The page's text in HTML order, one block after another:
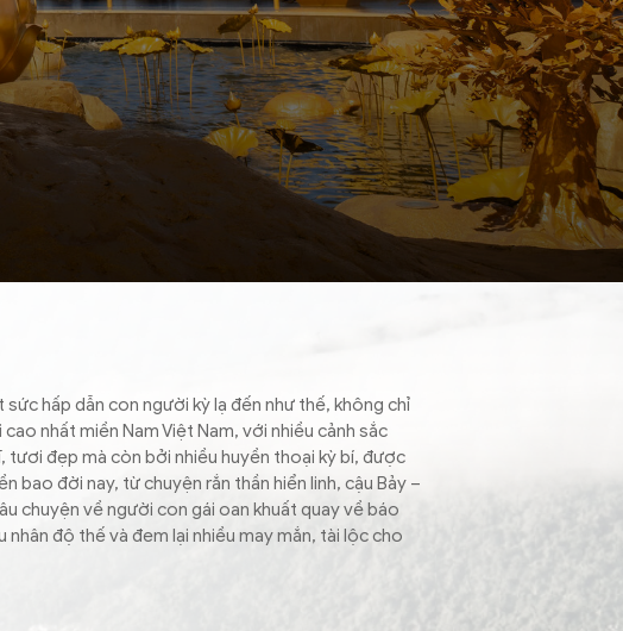
hấp dẫn con người kỳ lạ đến như thế, không chỉ
nhất miền Nam Việt Nam, với nhiều cảnh sắc
tươi đẹp mà còn bởi nhiều huyền thoại kỳ bí, được
bao đời nay, từ chuyện rắn thần hiển linh, cậu Bảy –
chuyện về người con gái oan khuất quay về báo
nhân độ thế và đem lại nhiều may mắn, tài lộc cho